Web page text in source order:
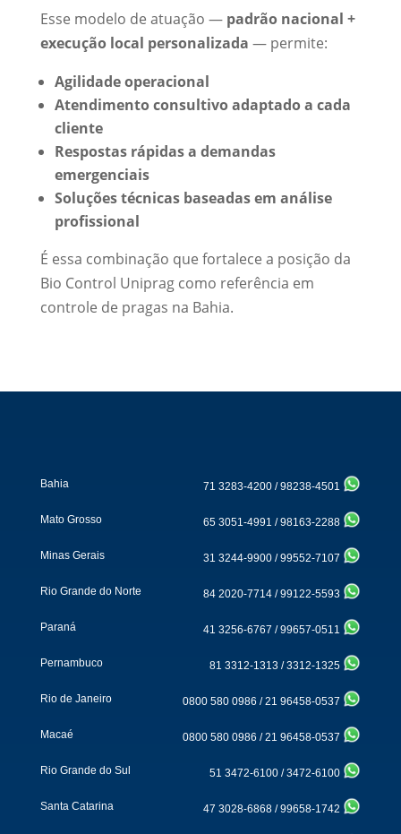
Esse modelo de atuação — padrão nacional +
execução local personalizada — permite:
Agilidade operacional
Atendimento consultivo adaptado a cada
cliente
Respostas rápidas a demandas
emergenciais
Soluções técnicas baseadas em análise
profissional
É essa combinação que fortalece a posição da
Bio Control Uniprag como referência em
controle de pragas na Bahia.
Bahia 71 3283-4200 /98238-4501
Mato Grosso 65 3051-4991 /98163-2288
Minas Gerais 31 3244-9900 /99552-7107
Rio Grande do Norte 84 2020-7714 /99122-5593
Paraná 41 3256-6767 /99657-0511
Pernambuco 81 3312-1313 /3312-1325
Rio de Janeiro 0800 580 0986 /21 96458-0537
Macaé 0800 580 0986 /21 96458-0537
Rio Grande do Sul 51 3472-6100 /3472-6100
Santa Catarina 47 3028-6868 /99658-1742